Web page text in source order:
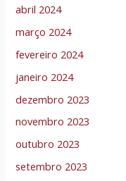
abril 2024
março 2024
fevereiro 2024
janeiro 2024
dezembro 2023
novembro 2023
outubro 2023
setembro 2023